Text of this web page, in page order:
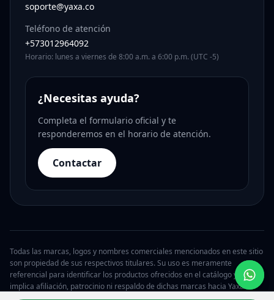
soporte@yaxa.co
Teléfono de atención
+573012964092
Horario: lunes a viernes de 8:00 a.m. a 6:00 p.m. (UTC -5)
¿Necesitas ayuda?
Completa el formulario oficial y te
responderemos en el horario de atención.
Contactar
Todas las marcas, logos y nombres comerciales mencionados en este sitio
son propiedad de sus respectivos titulares. Su uso es meramente
referencial para identificar los productos ofrecidos en el catálogo y no
implica afiliación, patrocinio ni respaldo de dichas marcas hacia Yaxa.